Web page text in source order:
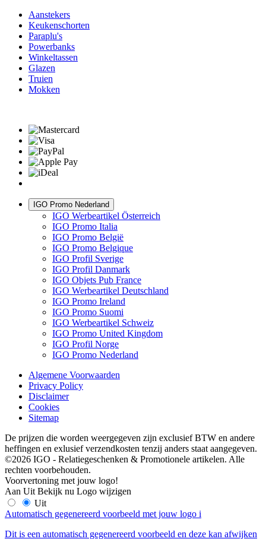
Aanstekers
Keukenschorten
Paraplu's
Powerbanks
Winkeltassen
Glazen
Truien
Mokken
IGO Promo Nederland
IGO Werbeartikel Österreich
IGO Promo Italia
IGO Promo België
IGO Promo Belgique
IGO Profil Sverige
IGO Profil Danmark
IGO Objets Pub France
IGO Werbeartikel Deutschland
IGO Promo Ireland
IGO Promo Suomi
IGO Werbeartikel Schweiz
IGO Promo United Kingdom
IGO Profil Norge
IGO Promo Nederland
Algemene Voorwaarden
Privacy Policy
Disclaimer
Cookies
Sitemap
De prijzen die worden weergegeven zijn exclusief BTW en andere
heffingen en exlusief verzendkosten tenzij anders staat aangegeven.
©2026 IGO - Relatiegeschenken & Promotionele artikelen. Alle
rechten voorbehouden.
Voorvertoning met jouw logo!
Aan Uit Bekijk nu Logo wijzigen
Uit
Automatisch gegenereerd voorbeeld met jouw logo i
Dit is een automatisch gegenereerd voorbeeld en deze kan afwijken